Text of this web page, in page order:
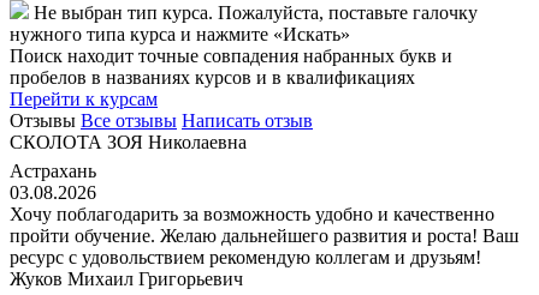
Не выбран тип курса. Пожалуйста, поставьте галочку
нужного типа курса и нажмите «Искать»
Поиск находит точные совпадения набранных букв и
пробелов в названиях курсов и в квалификациях
Перейти к курсам
Отзывы Все отзывы Написать отзыв
СКОЛОТА ЗОЯ Николаевна
Астрахань
03.08.2026
Хочу поблагодарить за возможность удобно и качественно
пройти обучение. Желаю дальнейшего развития и роста! Ваш
ресурс с удовольствием рекомендую коллегам и друзьям!
Жуков Михаил Григорьевич